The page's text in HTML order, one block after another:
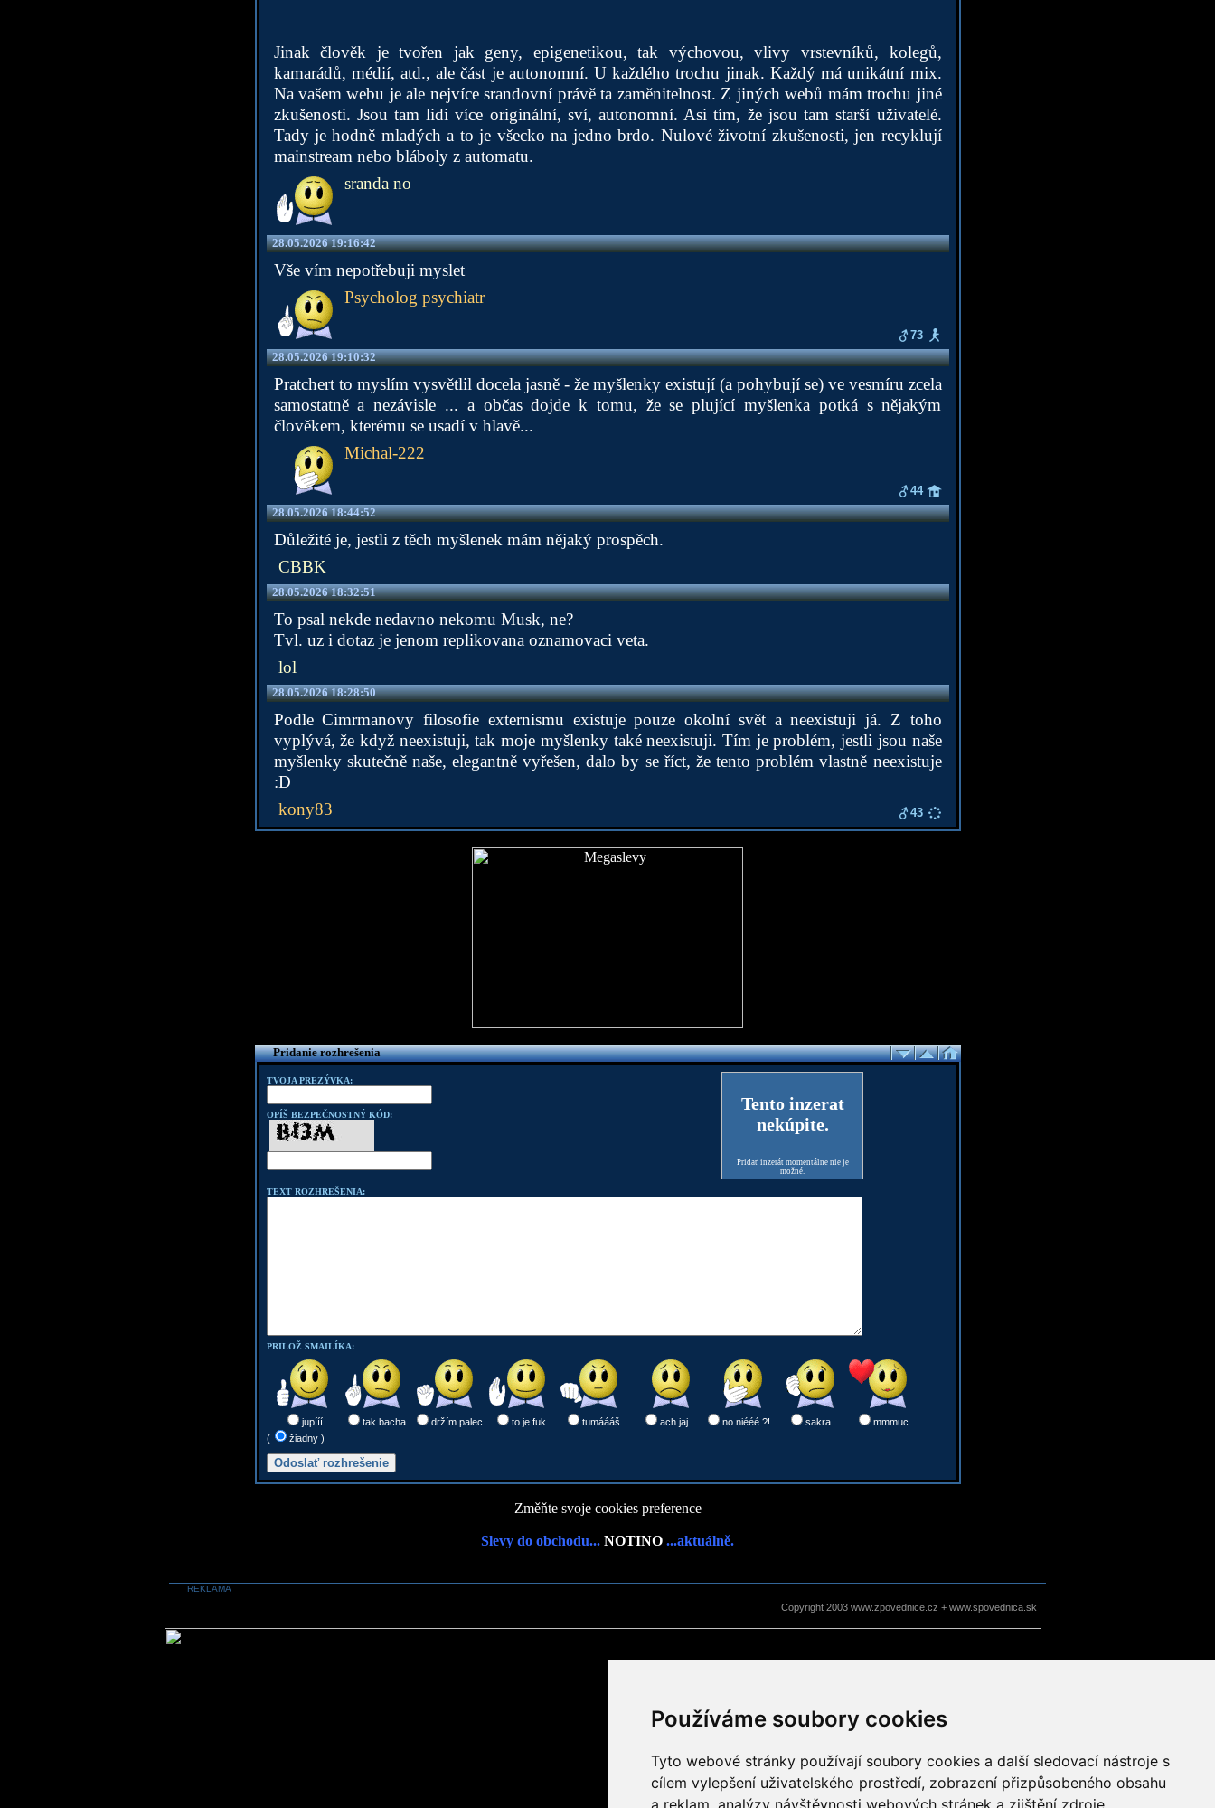
Používáme soubory cookies
Tyto webové stránky používají soubory cookies a další sledovací nástroje s
cílem vylepšení uživatelského prostředí, zobrazení přizpůsobeného obsahu
a reklam, analýzy návštěvnosti webových stránek a zjištění zdroje
Jinak člověk je tvořen jak geny, epigenetikou, tak výchovou, vlivy vrstevníků, kolegů,
kamarádů, médií, atd., ale část je autonomní. U každého trochu jinak. Každý má unikátní mix.
Na vašem webu je ale nejvíce srandovní právě ta zaměnitelnost. Z jiných webů mám trochu jiné
zkušenosti. Jsou tam lidi více originální, sví, autonomní. Asi tím, že jsou tam starší uživatelé.
Tady je hodně mladých a to je všecko na jedno brdo. Nulové životní zkušenosti, jen recyklují
mainstream nebo bláboly z automatu.
sranda no
28.05.2026 19:16:42
Vše vím nepotřebuji myslet
Psycholog psychiatr
73
28.05.2026 19:10:32
Pratchert to myslím vysvětlil docela jasně - že myšlenky existují (a pohybují se) ve vesmíru zcela
samostatně a nezávisle ... a občas dojde k tomu, že se plující myšlenka potká s nějakým
člověkem, kterému se usadí v hlavě...
Michal-222
44
28.05.2026 18:44:52
Důležité je, jestli z těch myšlenek mám nějaký prospěch.
CBBK
28.05.2026 18:32:51
To psal nekde nedavno nekomu Musk, ne?
Tvl. uz i dotaz je jenom replikovana oznamovaci veta.
lol
28.05.2026 18:28:50
Podle Cimrmanovy filosofie externismu existuje pouze okolní svět a neexistuji já. Z toho
vyplývá, že když neexistuji, tak moje myšlenky také neexistuji. Tím je problém, jestli jsou naše
myšlenky skutečně naše, elegantně vyřešen, dalo by se říct, že tento problém vlastně neexistuje
:D
kony83
43
Pridanie rozhrešenia
TVOJA PREZÝVKA:
OPÍŠ BEZPEČNOSTNÝ KÓD:
Tento inzerat
nekúpite.
Pridať inzerát momentálne nie je
možné.
TEXT ROZHREŠENIA:
PRILOŽ SMAILÍKA:
jupííí tak bacha držím palec to je fuk tumáááš ach jaj no niééé ?! sakra
mmmuc
(
žiadny )
Změňte svoje cookies preference
Slevy do obchodu... NOTINO ...aktuálně.
REKLAMA
Copyright 2003 www.zpovednice.cz + www.spovednica.sk